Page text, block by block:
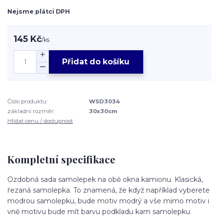
Nejsme plátci DPH
145 Kč/ks
Přidat do košíku
Číslo produktu:
WSD3034
základní rozměr:
30x30cm
Hlídat cenu / dostupnost
Kompletní specifikace
Ozdobná sada samolepek na obě okna kamionu. Klasická,
řezaná samolepka. To znamená, že když například vyberete
modrou samolepku, bude motiv modrý a vše mimo motiv i
vně motivu bude mít barvu podkladu kam samolepku